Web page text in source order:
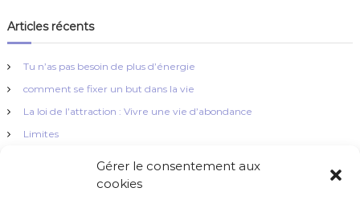
Gérer le consentement aux
cookies
a
v
i
g
Articles récents
Tu n’as pas besoin de plus d’énergie
comment se fixer un but dans la vie
La loi de l’attraction : Vivre une vie d’abondance
Limites